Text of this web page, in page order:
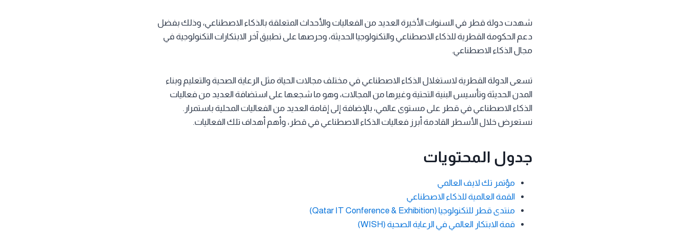
شهدت دولة قطر في السنوات الأخيرة العديد من الفعاليات والأحداث المتعلقة بالذكاء الاصطناعي، وذلك بفضل
دعم الحكومة القطرية للذكاء الاصطناعي والتكنولوجيا الحديثة، وحرصها على تطبيق آخر الابتكارات التكنولوجية في
مجال الذكاء الاصطناعي.
تسعى الدولة القطرية لاستغلال الذكاء الاصطناعي في مختلف مجالات الحياة مثل الرعاية الصحية والتعليم وبناء
المدن الحديثة وتأسيس البنية التحتية وغيرها من المجالات، وهو ما شجعها على استضافة العديد من فعاليات
الذكاء الاصطناعي في قطر على مستوى عالمي، بالإضافة إلى إقامة العديد من الفعاليات المحلية باستمرار.
نستعرض خلال الأسطر القادمة أبرز فعاليات الذكاء الاصطناعي في قطر، وأهم أهداف تلك الفعاليات.
جدول المحتويات
مؤتمر تك لايف العالمي
القمة العالمية للذكاء الاصطناعي
منتدى قطر للتكنولوجيا (Qatar IT Conference & Exhibition)
قمة الابتكار العالمي في الرعاية الصحية (WISH)